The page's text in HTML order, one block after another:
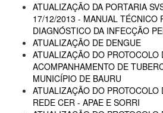
ATUALIZAÇÃO DA PORTARIA
17/12/2013 - MANUAL TÉCNICO
DIAGNÓSTICO DA INFECÇÃO
ATUALIZAÇÃO DE DENGUE
ATUALIZAÇÃO DO PROTOCOLO
ACOMPANHAMENTO DE
MUNICÍPIO DE BAURU
ATUALIZAÇÃO DO PROTOCOLO
REDE CER - APAE E SORRI